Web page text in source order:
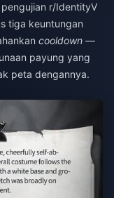
r/IdentityV
tiga keuntungan
cooldown —
payung yang
peta dengannya.